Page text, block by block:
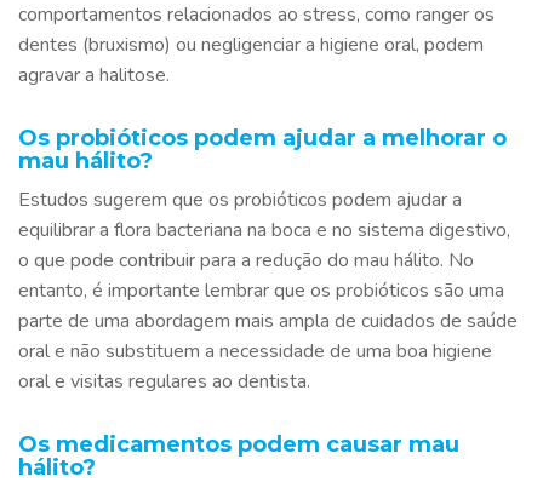
comportamentos relacionados ao stress, como ranger os
dentes (bruxismo) ou negligenciar a higiene oral, podem
agravar a halitose.
Os probióticos podem ajudar a melhorar o
mau hálito?
Estudos sugerem que os probióticos podem ajudar a
equilibrar a flora bacteriana na boca e no sistema digestivo,
o que pode contribuir para a redução do mau hálito. No
entanto, é importante lembrar que os probióticos são uma
parte de uma abordagem mais ampla de cuidados de saúde
oral e não substituem a necessidade de uma boa higiene
oral e visitas regulares ao dentista.
Os medicamentos podem causar mau
hálito?